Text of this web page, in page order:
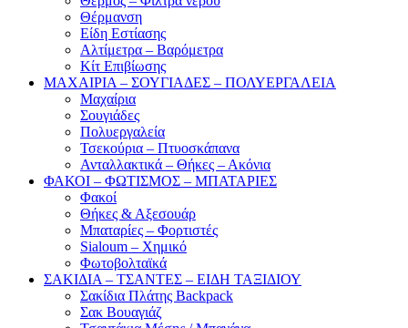
Θέρμανση
Είδη Εστίασης
Αλτίμετρα – Βαρόμετρα
Κίτ Επιβίωσης
ΜΑΧΑΙΡΙΑ – ΣΟΥΓΙΑΔΕΣ – ΠΟΛΥΕΡΓΑΛΕΙΑ
Μαχαίρια
Σουγιάδες
Πολυεργαλεία
Τσεκούρια – Πτυοσκάπανα
Ανταλλακτικά – Θήκες – Ακόνια
ΦΑΚΟΙ – ΦΩΤΙΣΜΟΣ – ΜΠΑΤΑΡΙΕΣ
Φακοί
Θήκες & Αξεσουάρ
Μπαταρίες – Φορτιστές
Sialoum – Χημικό
Φωτοβολταϊκά
ΣΑΚΙΔΙΑ – ΤΣΑΝΤΕΣ – ΕΙΔΗ ΤΑΞΙΔΙΟΥ
Σακίδια Πλάτης Backpack
Σακ Βουαγιάζ